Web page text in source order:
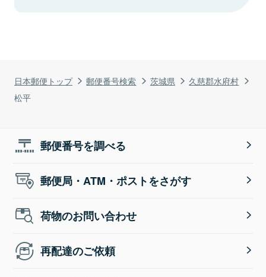
日本郵便トップ 郵便番号検索 茨城県
久慈郡水府村
松平
郵便番号を調べる
郵便局・ATM・ポストをさがす
荷物のお問い合わせ
再配達のご依頼